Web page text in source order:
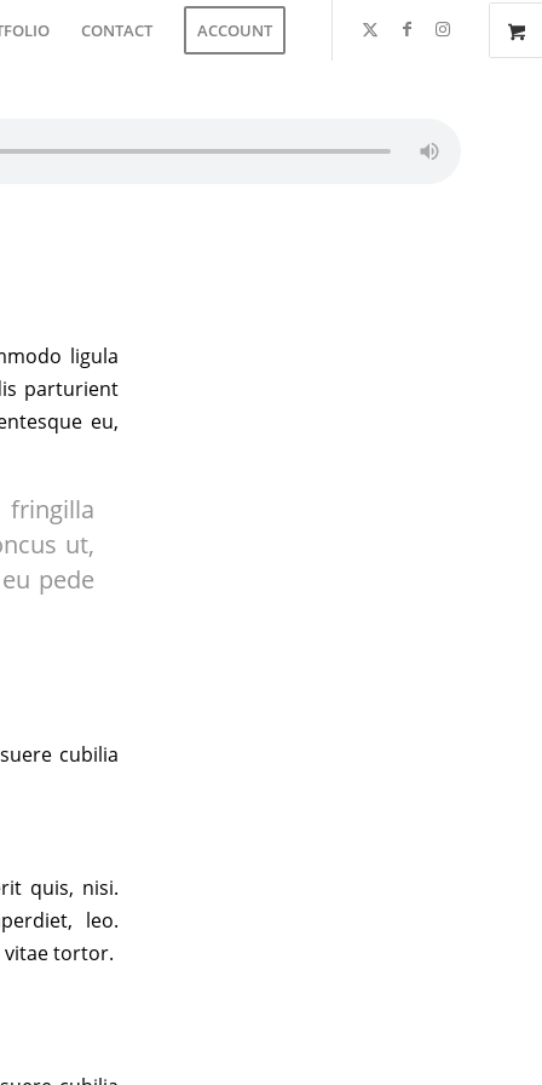
CONTACT ACCOUNT
ligula
parturient
eu,
fringilla
ut,
pede
cubilia
quis, nisi.
leo.
vitae tortor.